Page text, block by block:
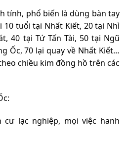
tính, phổ biến là dùng bàn tay
10 tuổi tại Nhất Kiết, 20 tại Nhì
40 tại Tứ Tấn Tài, 50 tại Ngũ
Ốc, 70 lại quay về Nhất Kiết…
chiều kim đồng hồ trên các
cư lạc nghiệp, mọi việc hanh